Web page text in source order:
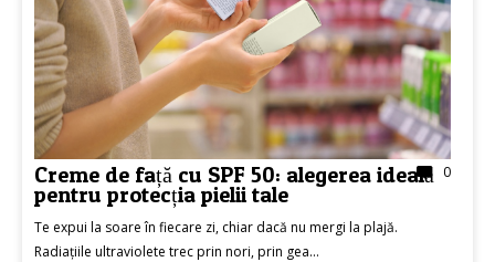
0
Creme de față cu SPF 50: alegerea ideală
pentru protecția pielii tale
Te expui la soare în fiecare zi, chiar dacă nu mergi la plajă.
Radiațiile ultraviolete trec prin nori, prin gea...